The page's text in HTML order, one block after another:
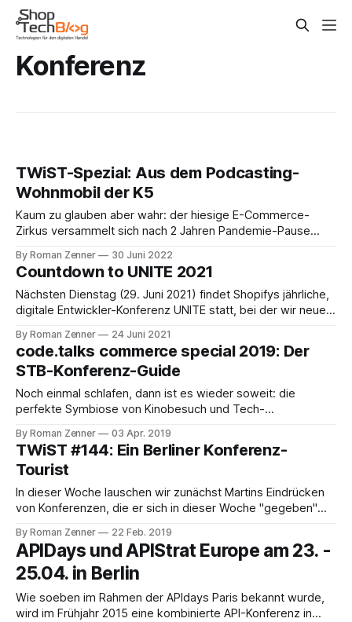
Konferenz
TWiST-Spezial: Aus dem Podcasting-
Wohnmobil der K5
Kaum zu glauben aber wahr: der hiesige E-Commerce-
Zirkus versammelt sich nach 2 Jahren Pandemie-Pause
Stunden im Neonlicht der Estrel-Messehallen. Martin und ich
haben uns spontan in einem der aufgestellten Podcasting-
Busse getroffen und unsere ersten
By Roman Zenner 30 Juni 2022
Countdown to UNITE 2021
Nächsten Dienstag (29. Juni 2021) findet Shopifys jährliche,
digitale Entwickler-Konferenz UNITE statt, bei der wir neue
Patrick von der Agentur Eshop Guide spreche ich kurz
darüber, wie er die Shopify-Konferenzen in der
Vergangenheit wahrgenommen hat und was er aus
Agentursicht von
By Roman Zenner 24 Juni 2021
code.talks commerce special 2019: Der
STB-Konferenz-Guide
Noch einmal schlafen, dann ist es wieder soweit: die
perfekte Symbiose von Kinobesuch und Tech-
Donnerstag und Freitag wieder in Berlin statt. Martin und ich
sind für Euch an beiden Tagen dort, sammeln Eindrücke und
sind wie erwähnt auch mit unserem Shopbetreiber-Panel
By Roman Zenner 03 Apr. 2019
TWiST #144: Ein Berliner Konferenz-
Tourist
In dieser Woche lauschen wir zunächst Martins Eindrücken
von Konferenzen, die er sich in dieser Woche "gegeben"
Ecosystem und der E-commerce Expo Berlin. Außerdem
besprechen wir unseren neuen Artikel zum Thema Voice
Commerce und welche aktuellen Entwicklungen es
By Roman Zenner 22 Feb. 2019
APIDays und APIStrat Europe am 23. -
25.04. in Berlin
Wie soeben im Rahmen der APIdays Paris bekannt wurde,
wird im Frühjahr 2015 eine kombinierte API-Konferenz in